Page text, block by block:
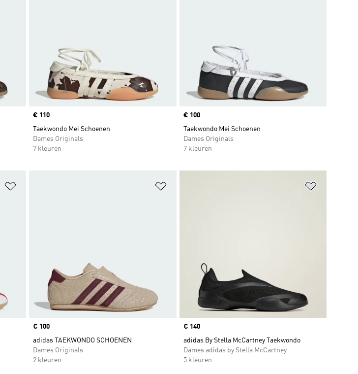
Price
€ 110
Taekwondo Mei Schoenen
Dames Originals
7 kleuren
Price
€ 100
Taekwondo Mei Schoenen
Dames Originals
7 kleuren
Price
€ 100
adidas TAEKWONDO SCHOENEN
Dames Originals
2 kleuren
Price
€ 140
adidas By Stella McCartney Taekwondo
Dames adidas by Stella McCartney
5 kleuren